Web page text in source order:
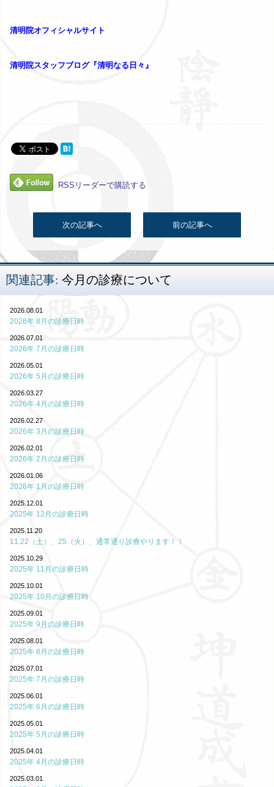
清明院オフィシャルサイト
清明院スタッフブログ『清明なる日々』
RSSリーダーで購読する
次の記事へ 前の記事へ
関連記事: 今月の診療について
2026.08.01
2026年 8月の診療日時
2026.07.01
2026年 7月の診療日時
2026.05.01
2026年 5月の診療日時
2026.03.27
2026年 4月の診療日時
2026.02.27
2026年 3月の診療日時
2026.02.01
2026年 2月の診療日時
2026.01.06
2026年 1月の診療日時
2025.12.01
2025年 12月の診療日時
2025.11.20
11.22（土）、25（火）、通常通り診療やります！！
2025.10.29
2025年 11月の診療日時
2025.10.01
2025年 10月の診療日時
2025.09.01
2025年 9月の診療日時
2025.08.01
2025年 8月の診療日時
2025.07.01
2025年 7月の診療日時
2025.06.01
2025年 6月の診療日時
2025.05.01
2025年 5月の診療日時
2025.04.01
2025年 4月の診療日時
2025.03.01